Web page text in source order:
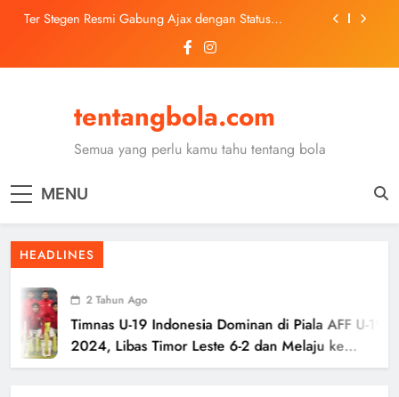
SkipPinjaman dari Barcelona
Trabzonspor Mulai Negosiasi Mohamed Salah, Tes
Medis Dijadwalkan 5 Agustus
Malang United U-13 Juara Piala Soeratin Kota Malang
Kerolin Resmi Gabung Barcelona, Transfer
Dilaporkan Pecahkan Rekor Penjualan WSL
Ter Stegen Resmi Gabung Ajax dengan Status
Pinjaman dari Barcelona
Trabzonspor Mulai Negosiasi Mohamed Salah, Tes
Medis Dijadwalkan 5 Agustus
Malang United U-13 Juara Piala Soeratin Kota Malang
2026, Siap Tatap Putaran Provinsi
tentangbola.com
Semua yang perlu kamu tahu tentang bola
MENU
HEADLINES
2 Tahun Ago
Timnas U-19 Indonesia Dominan di Piala AFF U-19
2024, Libas Timor Leste 6-2 dan Melaju ke
Semifinal